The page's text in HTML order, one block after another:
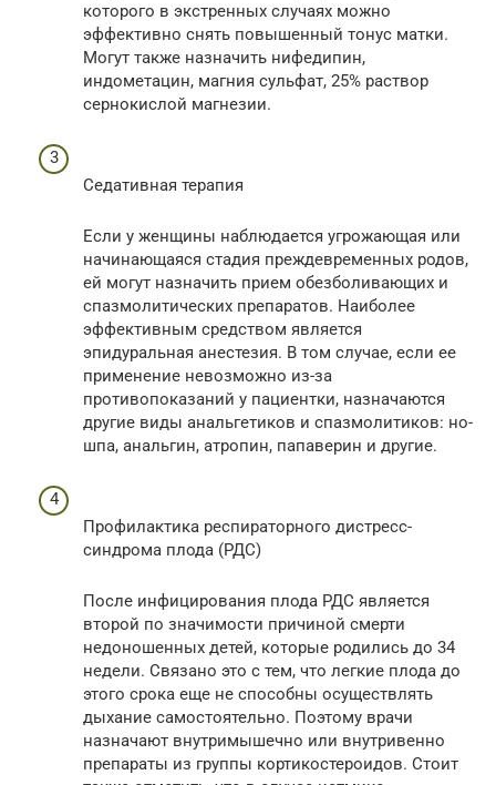
которого в экстренных случаях можно
эффективно снять повышенный тонус матки.
Могут также назначить нифедипин,
индометацин, магния сульфат, 25% раствор
сернокислой магнезии.
Седативная терапия
Если у женщины наблюдается угрожающая или
начинающаяся стадия преждевременных родов,
ей могут назначить прием обезболивающих и
спазмолитических препаратов. Наиболее
эффективным средством является
эпидуральная анестезия. В том случае, если ее
применение невозможно из-за
противопоказаний у пациентки, назначаются
другие виды анальгетиков и спазмолитиков: но-
шпа, анальгин, атропин, папаверин и другие.
Профилактика респираторного дистресс-
синдрома плода (РДС)
После инфицирования плода РДС является
второй по значимости причиной смерти
недоношенных детей, которые родились до 34
недели. Связано это с тем, что легкие плода до
этого срока еще не способны осуществлять
дыхание самостоятельно. Поэтому врачи
назначают внутримышечно или внутривенно
препараты из группы кортикостероидов. Стоит